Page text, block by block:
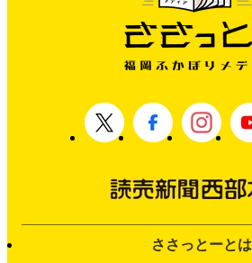
ささっとーとは